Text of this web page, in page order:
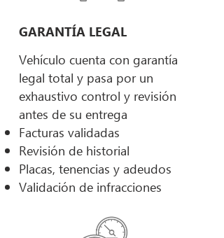
GARANTÍA LEGAL
Vehículo cuenta con garantía
legal total y pasa por un
exhaustivo control y revisión
antes de su entrega
Facturas validadas
Revisión de historial
Placas, tenencias y adeudos
Validación de infracciones